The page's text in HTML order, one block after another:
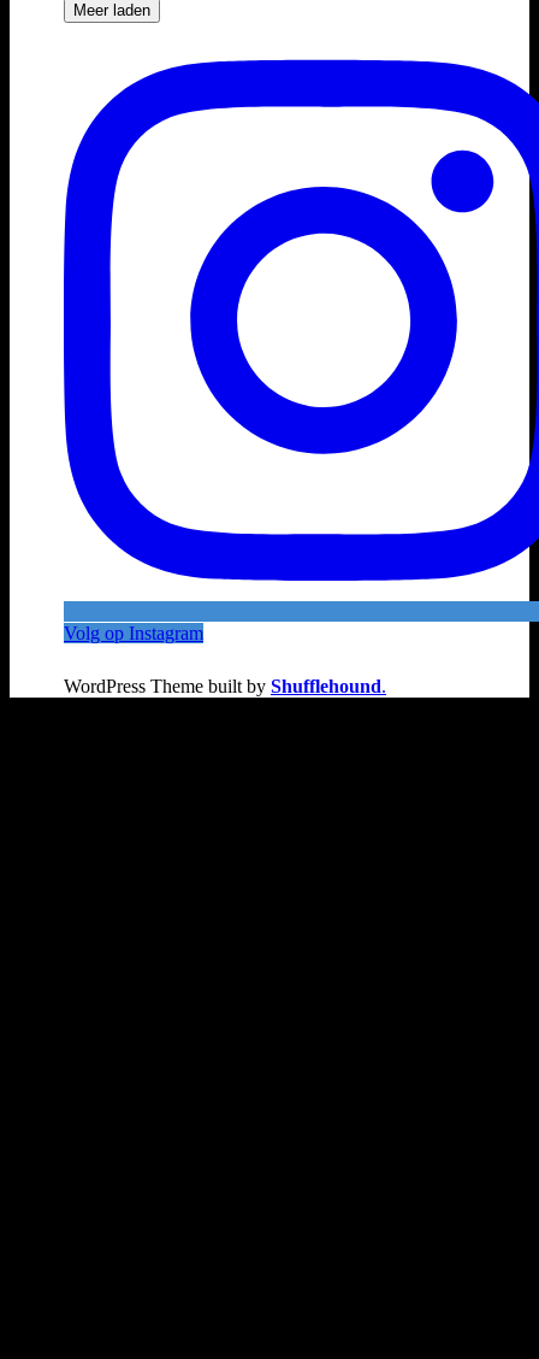
Meer laden
Volg op Instagram
WordPress Theme built by Shufflehound.